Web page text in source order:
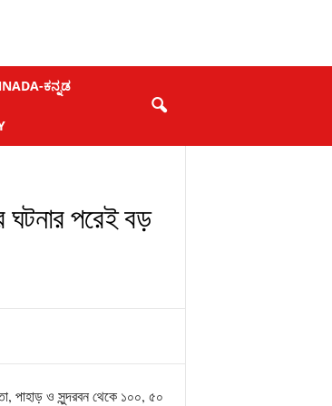
ಕನ್ನಡ
ঘটনার পরেই বড়
পাহাড় ও সুন্দরবন থেকে ১০০, ৫০